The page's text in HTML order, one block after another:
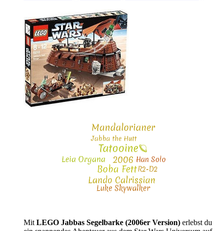
Mit LEGO Jabbas Segelbarke (2006er Version) erlebst du